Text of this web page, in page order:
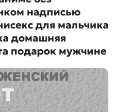
надписью
для мальчика
домашняя
подарок мужчине